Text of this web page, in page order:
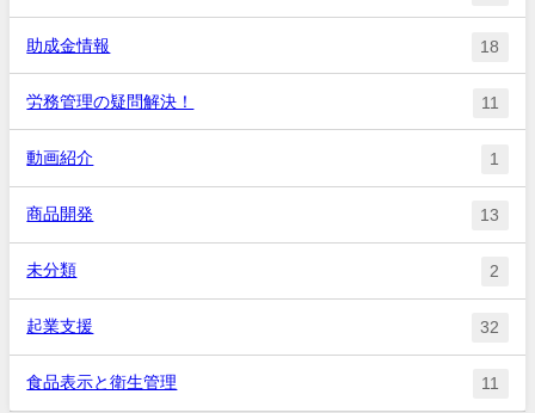
助成金情報 18
労務管理の疑問解決！ 11
動画紹介 1
商品開発 13
未分類 2
起業支援 32
食品表示と衛生管理 11